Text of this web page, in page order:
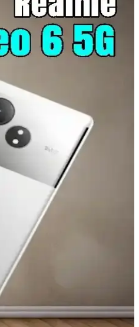
açıyor.
farklı avantajlar sağlar.
yüz binlerce dolara ulaşabilir.